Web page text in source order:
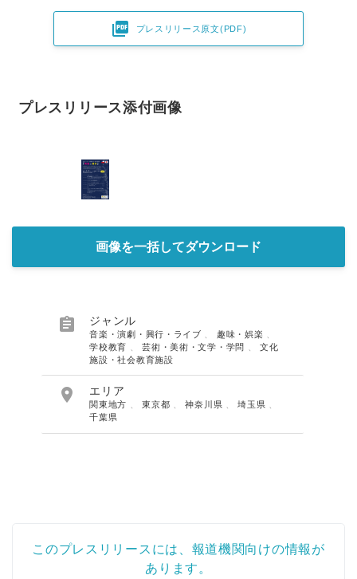
 プレスリリース原文(PDF)
プレスリリース添付画像
画像を一括してダウンロード
 ジャンル
音楽・演劇・興行・ライブ 、 趣味・娯楽 、
学校教育 、芸術・美術・文学・学問 、文化
施設・社会教育施設
 エリア
関東地方 、東京都 、神奈川県 、埼玉県 、
千葉県
このプレスリリースには、報道機関向けの情報が
あります。